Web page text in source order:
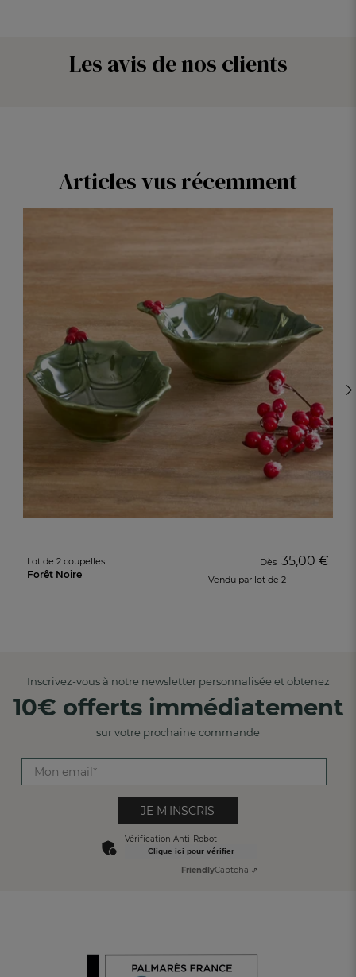
Les avis de nos clients
Articles vus récemment
Lot de 2 coupelles
Forêt Noire
Dès 35,00 €
Vendu par lot de 2
Inscrivez-vous à notre newsletter personnalisée et obtenez
10€ offerts immédiatement
sur votre prochaine commande
JE M'INSCRIS
Vérification Anti-Robot
Clique ici pour vérifier
FriendlyCaptcha ⇗